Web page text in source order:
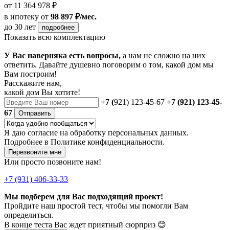
от 11 364 978 ₽
в ипотеку от 98 897 ₽/мес.
до 30 лет
подробнее
Показать всю комплектацию
У Вас наверняка есть вопросы, а нам не сложно на них
ответить. Давайте душевно поговорим о том, какой дом мы
Вам построим!
Расскажите нам,
какой дом Вы хотите!
+7 (921) 123-45-67 +7 (921) 123-45-
67
Отправить
Я даю согласие на обработку персональных данных.
Подробнее в Политике конфиденциальности.
Перезвоните мне
Или просто позвоните нам!
+7 (931) 406-33-33
Мы подберем для Вас подходящий проект!
Пройдите наш простой тест, чтобы мы помогли Вам
определиться.
В конце теста Вас ждет приятный сюрприз 😊